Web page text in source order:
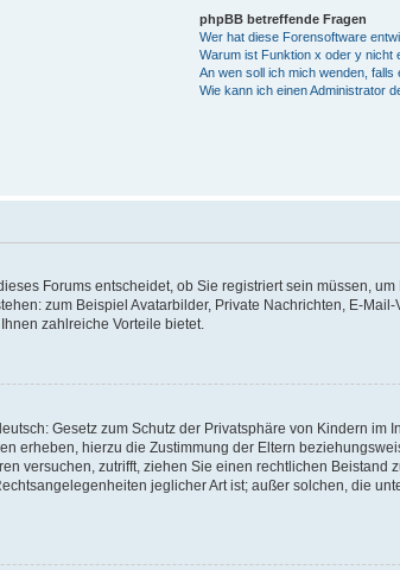
phpBB betreffende Fragen
Wer hat diese Forensoftware
Warum ist Funktion x oder y nicht
An wen soll ich mich wenden,
Wie kann ich einen Administrator
Forums entscheidet, ob Sie registriert sein müssen,
zum Beispiel Avatarbilder, Private Nachrichten, E-
zahlreiche Vorteile bietet.
Gesetz zum Schutz der Privatsphäre von Kindern
erheben, hierzu die Zustimmung der Eltern
versuchen, zutrifft, ziehen Sie einen rechtlichen
jeglicher Art ist; außer solchen, die